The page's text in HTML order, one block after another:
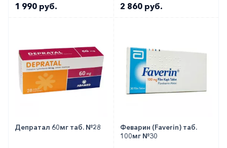
1 990 руб. 2 860 руб.
Депратал 60мг таб. №28
Феварин (Faverin) таб.
100мг №30